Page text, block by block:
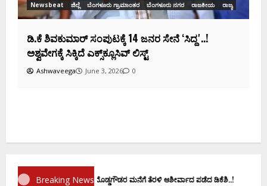
Newsbeat ಜಿಲ್ಲೆ ಬೆಂಗಳೂರು ಗ್ರಾಮಾಂತರ ಬೆಂಗಳೂರು ನಗರ ರಾಜಕೀಯ ರಾಜ್ಯ
ಡಿ.ಕೆ ಶಿವಕುಮಾರ್‌ ಸಂಪುಟಕ್ಕೆ 14 ಜನರ ಸೇನೆ ʻಸಿದ್ದʼ..!
ಅಶ್ವವೇಗಕ್ಕೆ ಸಿಕ್ಕಿದೆ ಎಕ್ಸ್‌ಕ್ಲೂಸಿವ್‌ ಲಿಸ್ಟ್‌
Ashwaveega June 3, 2026 0
Breaking News
ಪ್ರಮಾಣ ವಚನಕ್ಕೂ ಮುನ್ನ ದೊಡ್ಡಗೌಡರ ಮನೆಗೆ ತೆರಳಿ ಆಶೀರ್ವಾದ ಪಡೆದ ಡಿಕೆಶಿ..!